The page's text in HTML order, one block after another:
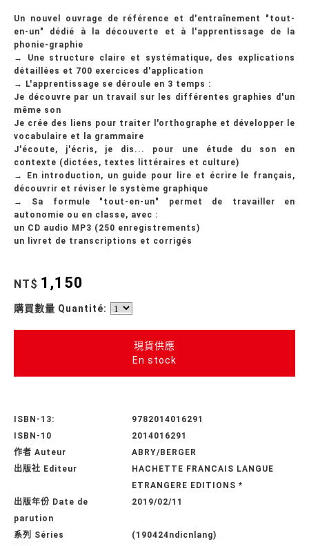
Un nouvel ouvrage de référence et d'entraînement "tout-
en-un" dédié à la découverte et à l'apprentissage de la
phonie-graphie
→ Une structure claire et systématique, des explications
détaillées et 700 exercices d'application
→ L'apprentissage se déroule en 3 temps :
Je découvre par un travail sur les différentes graphies d'un
même son
Je crée des liens pour traiter l'orthographe et développer le
vocabulaire et la grammaire
J'écoute, j'écris, je dis... pour une étude du son en
contexte (dictées, textes littéraires et culture)
→ En introduction, un guide pour lire et écrire le français,
découvrir et réviser le système graphique
→ Sa formule "tout-en-un" permet de travailler en
autonomie ou en classe, avec :
un CD audio MP3 (250 enregistrements)
un livret de transcriptions et corrigés
NT$ 1,150
購買數量 Quantité:
現貨供應
En stock
ISBN-13:
9782014016291
ISBN-10
2014016291
作者 Auteur
ABRY/BERGER
出版社 Editeur
HACHETTE FRANCAIS LANGUE
ETRANGERE EDITIONS *
出版年份 Date de
parution
2019/02/11
系列 Séries
(190424ndicnlang)